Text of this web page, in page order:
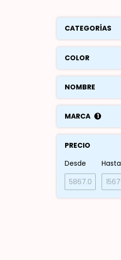
CATEGORÍAS
COLOR
NOMBRE
MARCA 1
PRECIO
Desde
Hasta